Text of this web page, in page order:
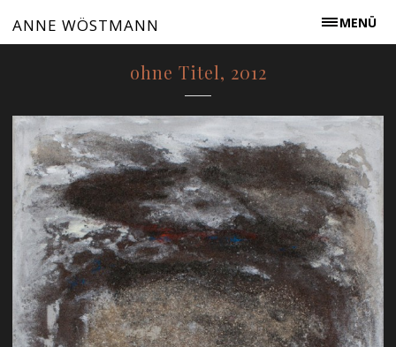
MENÜ
ANNE WÖSTMANN
ohne Titel, 2012